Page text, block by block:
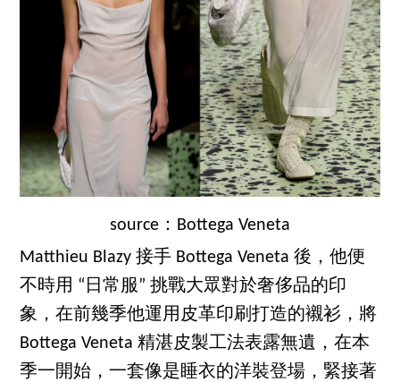
source：Bottega Veneta
Matthieu Blazy 接手 Bottega Veneta 後，他便
不時用 “日常服” 挑戰大眾對於奢侈品的印
象，在前幾季他運用皮革印刷打造的襯衫，將
Bottega Veneta 精湛皮製工法表露無遺，在本
季一開始，一套像是睡衣的洋裝登場，緊接著